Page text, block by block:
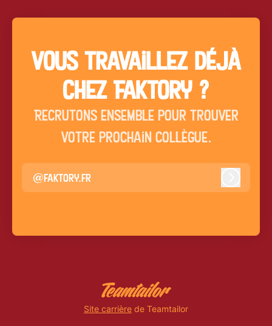
Vous travaillez déjà
chez Faktory ?
Recrutons ensemble pour trouver
votre prochain collègue.
@faktory.fr
Site carrière de Teamtailor